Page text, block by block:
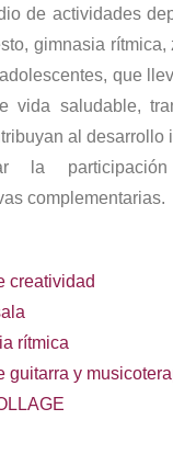
de actividades
gimnasia
que
vida saludable,
al desarrollo
la
complementarias.
creatividad
rítmica
guitarra y